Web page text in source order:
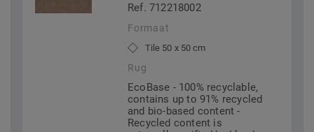
Ref. 712218002
Formaat
Tile 50 x 50 cm
Rug
EcoBase - 100% recyclable,
contains up to 91% recycled
and bio-based content -
Recycled content is